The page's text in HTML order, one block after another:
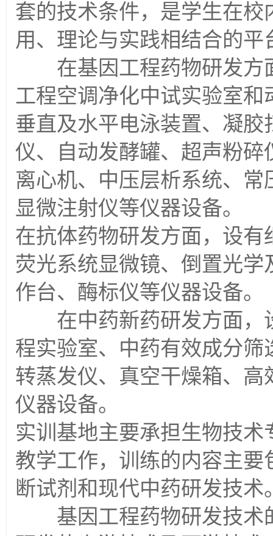
套的技术条件，是学生在
用、理论与实践相结合的平
在基因工程药物研发方
工程空调净化中试实验室和
垂直及水平电泳装置、凝
仪、自动发酵罐、超声粉
离心机、中压层析系统、
显微注射仪等仪器设备。
在抗体药物研发方面，设有
荧光系统显微镜、倒置光
作台、酶标仪等仪器设备。
在中药新药研发方面，
程实验室、中药有效成分
转蒸发仪、真空干燥箱、
仪器设备。
实训基地主要承担生物技术
教学工作，训练的内容主
断试剂和现代中药研发技术
基因工程药物研发技术